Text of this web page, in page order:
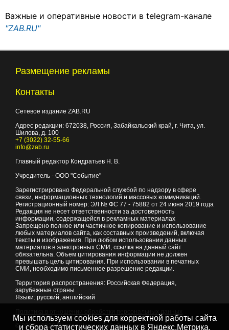
Важные и оперативные новости в telegram-канале
"ZAB.RU"
Размещение рекламы
Контакты
Сетевое издание ZAB.RU
Адрес редакции: 672038, Россия, Забайкальский край, г. Чита, ул.
Шилова, д. 100
+7 (3022) 32-55-66
info@zab.ru
Главный редактор Кондратьев Н. В.
Учредитель - ООО "Событие"
Зарегистрировано Федеральной службой по надзору в сфере
связи, информационных технологий и массовых коммуникаций.
Регистрационный номер: ЭЛ № ФС 77 - 75882 от 24 июня 2019 года
Редакция не несет ответственности за достоверность
информации, содержащейся в рекламных материалах
Запрещено полное или частичное копирование и использование
любых материалов сайта, как составных произведений, включая
тексты и изображения. При любом использовании данных
материалов в электронных СМИ, ссылка на данный сайт
обязательна. Объем цитирования информации не должен
превышать цель цитирования. При использовании в печатных
СМИ, необходимо письменное разрешение редакции.
Территория распространения: Российская Федерация,
зарубежные страны
Языки: русский, английский
© 2007 - 2026Портал Читы и Забайкальского края
Мы используем cookies для корректной работы сайта
и сбора статистических данных в Яндекс.Метрика,